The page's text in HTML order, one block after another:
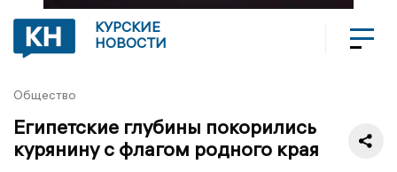
КУРСКИЕ
НОВОСТИ
Общество
Египетские глубины покорились
курянину с флагом родного края